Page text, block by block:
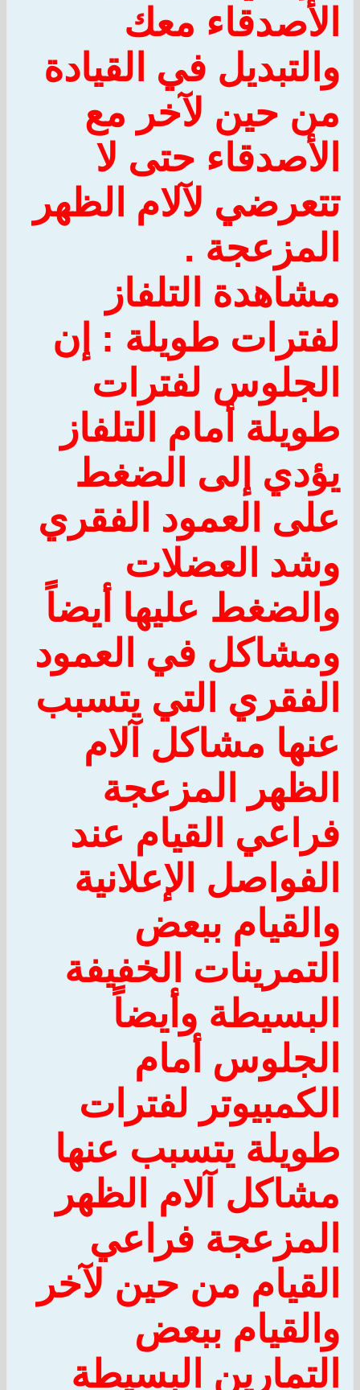
الأصدقاء معك
والتبديل في القيادة
من حين لآخر مع
الأصدقاء حتى لا
تتعرضي لآلام الظهر
المزعجة .
مشاهدة التلفاز
لفترات طويلة : إن
الجلوس لفترات
طويلة أمام التلفاز
يؤدي إلى الضغط
على العمود الفقري
وشد العضلات
والضغط عليها أيضاً
ومشاكل في العمود
الفقري التي يتسبب
عنها مشاكل آلام
الظهر المزعجة
فراعي القيام عند
الفواصل الإعلانية
والقيام ببعض
التمرينات الخفيفة
البسيطة وأيضاً
الجلوس أمام
الكمبيوتر لفترات
طويلة يتسبب عنها
مشاكل آلام الظهر
المزعجة فراعي
القيام من حين لآخر
والقيام ببعض
التمارين البسيطة